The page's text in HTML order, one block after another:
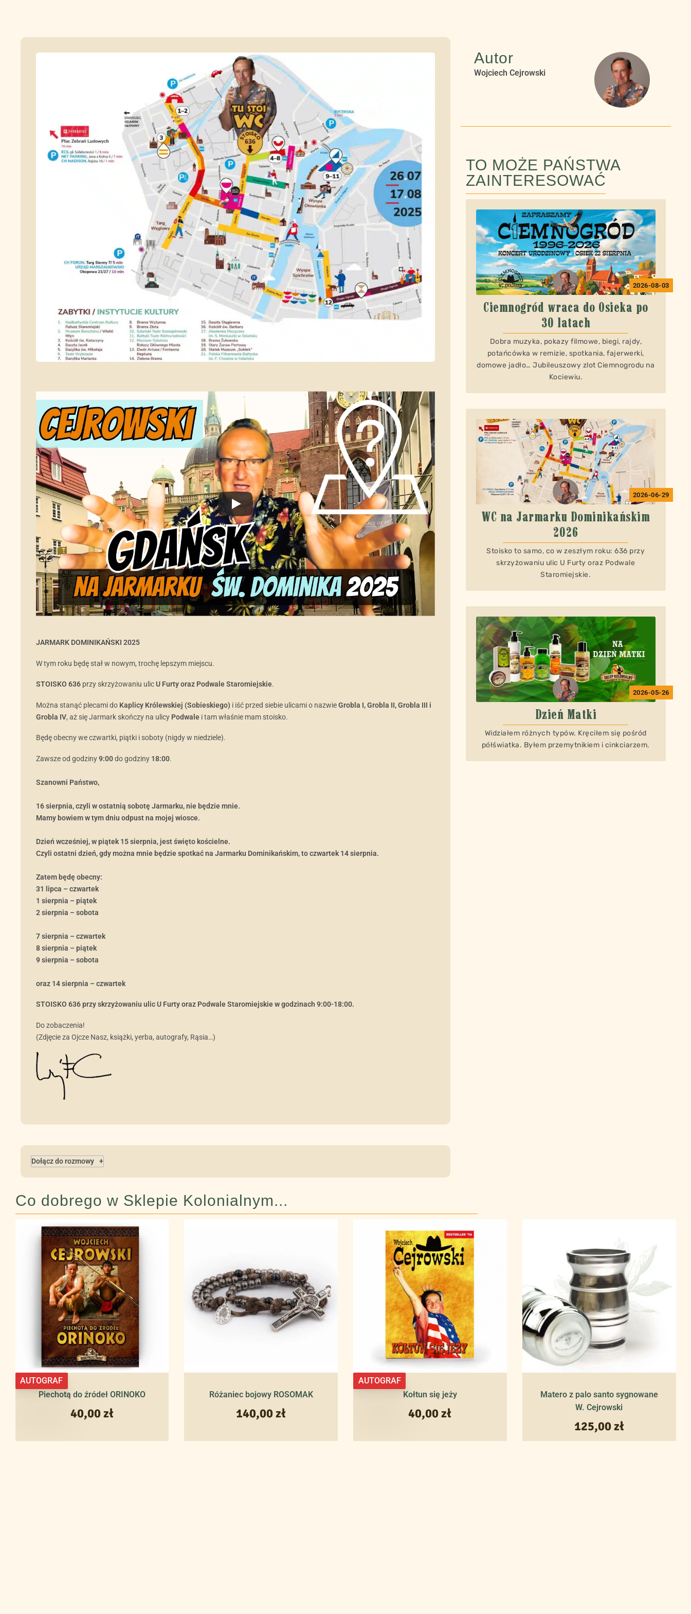
JARMARK DOMINIKAŃSKI 2025
W tym roku będę stał w nowym, trochę lepszym miejscu.
STOISKO 636przy skrzyżowaniu ulicU Furty oraz Podwale Staromiejskie.
Można stanąć plecami do Kaplicy Królewskiej (Sobieskiego) i iść przed siebie ulicami o nazwieGrobla I, Grobla II, Grobla III i
Grobla IV, aż się Jarmark skończy na ulicy Podwale i tam właśnie mam stoisko.
Będę obecny we czwartki, piątki i soboty (nigdy w niedziele).
Zawsze od godziny9:00do godziny 18:00.
Szanowni Państwo,
16 sierpnia, czyli w ostatnią sobotę Jarmarku, nie będzie mnie.
Mamy bowiem w tym dniu odpust na mojej wiosce.
Dzień wcześniej, w piątek 15 sierpnia, jest święto kościelne.
Czyli ostatni dzień, gdy można mnie będzie spotkać na Jarmarku Dominikańskim, to czwartek 14 sierpnia.
Zatem będę obecny:
31 lipca – czwartek
1 sierpnia – piątek
2 sierpnia – sobota
7 sierpnia – czwartek
8 sierpnia – piątek
9 sierpnia – sobota
oraz 14 sierpnia – czwartek
STOISKO 636przy skrzyżowaniu ulic U Furty oraz Podwale Staromiejskie w godzinach 9:00-18:00.
Do zobaczenia!
(Zdjęcie za Ojcze Nasz, książki, yerba, autografy, Rąsia…)
Dołącz do rozmowy
Autor
Wojciech Cejrowski
TO MOŻE PAŃSTWA
ZAINTERESOWAĆ
2026-08-03
Ciemnogród wraca do Osieka po
30 latach
Dobra muzyka, pokazy filmowe, biegi, rajdy,
potańcówka w remizie, spotkania, fajerwerki,
domowe jadło… Jubileuszowy zlot Ciemnogrodu na
Kociewiu.
2026-06-29
WC na Jarmarku Dominikańskim
2026
Stoisko to samo, co w zeszłym roku: 636 przy
skrzyżowaniu ulic U Furty oraz Podwale
Staromiejskie.
2026-05-26
Dzień Matki
Widziałem różnych typów. Kręciłem się pośród
półświatka. Byłem przemytnikiem i cinkciarzem.
Co dobrego w Sklepie Kolonialnym...​
AUTOGRAF
Piechotą do źródeł ORINOKO
40,00 zł
Różaniec bojowy ROSOMAK
140,00zł
AUTOGRAF
Kołtun się jeży
40,00zł
Matero z palo santo sygnowane
W. Cejrowski
125,00 zł